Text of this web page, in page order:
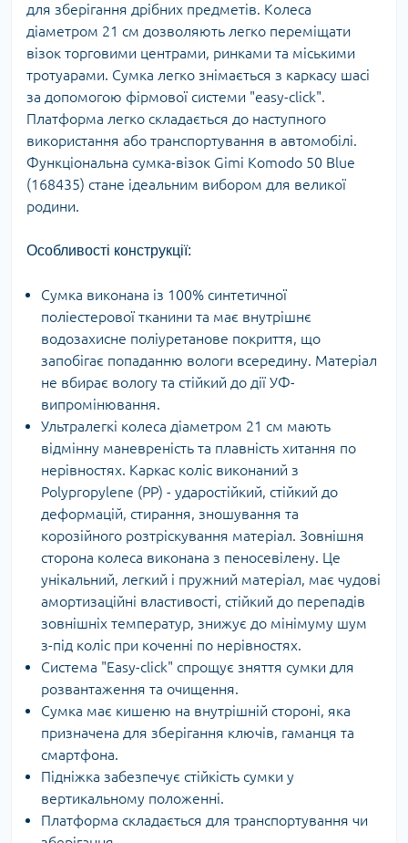
для зберігання дрібних предметів. Колеса
діаметром 21 см дозволяють легко переміщати
візок торговими центрами, ринками та міськими
тротуарами. Сумка легко знімається з каркасу шасі
за допомогою фірмової системи "easy-click".
Платформа легко складається до наступного
використання або транспортування в автомобілі.
Функціональна сумка-візок Gimi Komodo 50 Blue
(168435) стане ідеальним вибором для великої
родини.
Особливості конструкції:
Сумка виконана із 100% синтетичної
поліестерової тканини та має внутрішнє
водозахисне поліуретанове покриття, що
запобігає попаданню вологи всередину. Матеріал
не вбирає вологу та стійкий до дії УФ-
випромінювання.
Ультралегкі колеса діаметром 21 см мають
відмінну маневреність та плавність хитання по
нерівностях. Каркас коліс виконаний з
Polypropylene (PP) - ударостійкий, стійкий до
деформацій, стирання, зношування та
корозійного розтріскування матеріал. Зовнішня
сторона колеса виконана з пеносевілену. Це
унікальний, легкий і пружний матеріал, має чудові
амортизаційні властивості, стійкий до перепадів
зовнішніх температур, знижує до мінімуму шум
з-під коліс при коченні по нерівностях.
Система "Easy-click" спрощує зняття сумки для
розвантаження та очищення.
Сумка має кишеню на внутрішній стороні, яка
призначена для зберігання ключів, гаманця та
смартфона.
Підніжка забезпечує стійкість сумки у
вертикальному положенні.
Платформа складається для транспортування чи